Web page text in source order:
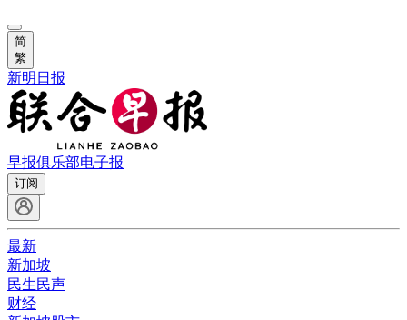
简
繁
新明日报
早报俱乐部电子报
订阅
最新
新加坡
民生民声
财经